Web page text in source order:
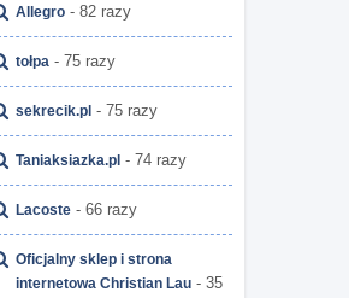
Allegro - 82 razy
tołpa - 75 razy
sekrecik.pl - 75 razy
Taniaksiazka.pl - 74 razy
Lacoste - 66 razy
Oficjalny sklep i strona
internetowa Christian Lau - 35